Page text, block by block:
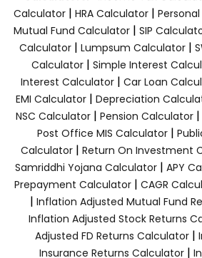
Calculator | HRA Calculator |
Mutual Fund Calculator | SIP
Calculator | Lumpsum Calculator |
Calculator| Simple Interest
Interest Calculator| Car Loan
EMI Calculator| Depreciation
NSC Calculator| Pension Calculator|
Post Office MIS Calculator|
Calculator| Return On Investment
Samriddhi Yojana Calculator| APY
Prepayment Calculator | CAGR
| Inflation Adjusted Mutual Fund
Inflation Adjusted Stock Returns
Adjusted FD Returns Calculator|
Insurance Returns Calculator |